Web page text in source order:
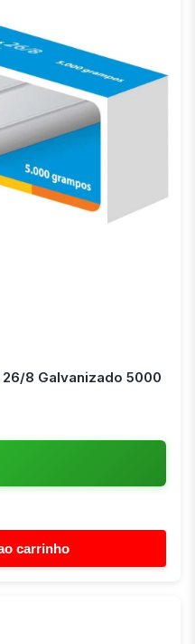
8 Galvanizado 5000
carrinho